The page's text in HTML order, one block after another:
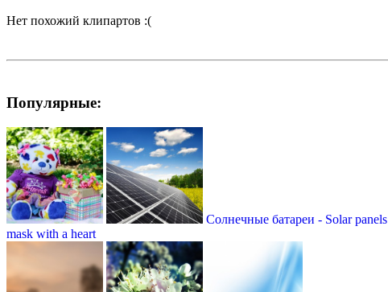
Нет похожий клипартов :(
Популярные:
Солнечные батареи - Solar panels
mask with a heart